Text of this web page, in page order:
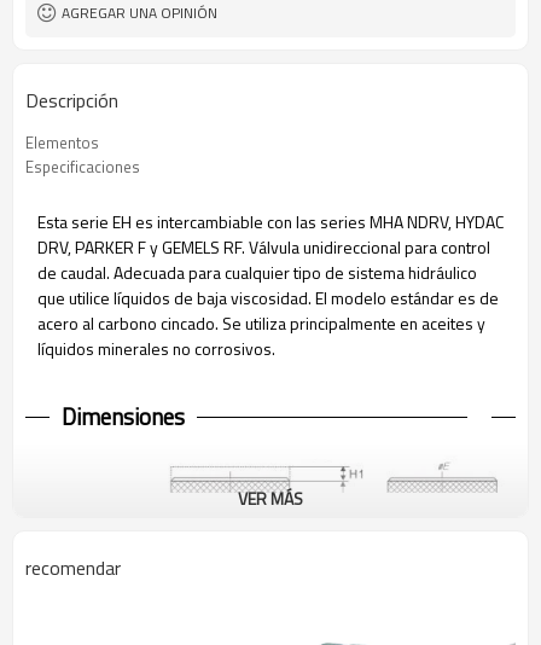
AGREGAR UNA OPINIÓN
Descripción
Elementos
Especificaciones
Esta serie EH es intercambiable con las series MHA NDRV, HYDAC
DRV, PARKER F y GEMELS RF. Válvula unidireccional para control
de caudal. Adecuada para cualquier tipo de sistema hidráulico
que utilice líquidos de baja viscosidad. El modelo estándar es de
acero al carbono cincado. Se utiliza principalmente en aceites y
líquidos minerales no corrosivos.
Dimensiones
VER MÁS
recomendar